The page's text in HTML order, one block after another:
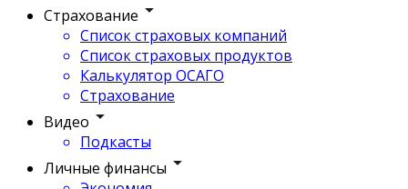
Страхование
Список страховых компаний
Список страховых продуктов
Калькулятор ОСАГО
Страхование
Видео
Подкасты
Личные финансы